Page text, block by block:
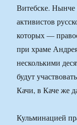
Витебске. Нынче
активистов
которых —
при храме
несколькими
будут
Качи, в Каче же
Кульминацией